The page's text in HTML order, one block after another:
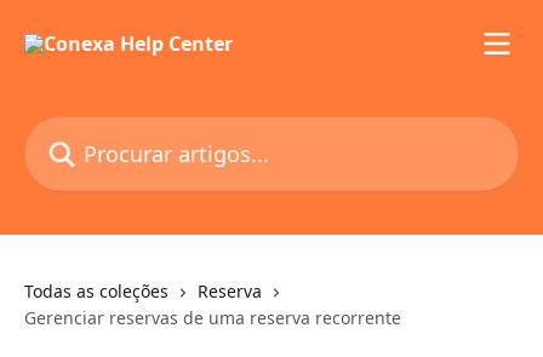
Procurar artigos...
Todas as coleções
Reserva
Gerenciar reservas de uma reserva recorrente